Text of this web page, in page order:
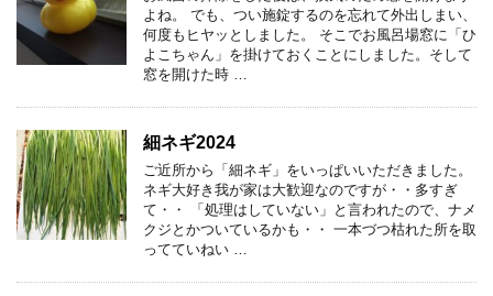
よね。 でも、つい施錠するのを忘れて外出しまい、
何度もヒヤッとしました。 そこでお風呂場窓に「ひ
よこちゃん」を掛けておくことにしました。そして
窓を開けた時 …
細ネギ2024
ご近所から「細ネギ」をいっぱいいただきました。
ネギ大好き我が家は大歓迎なのですが・・多すぎ
て・・ 「処理はしていない」と言われたので、ナメ
クジとかついているかも・・ 一本づつ枯れた所を取
ってていねい …